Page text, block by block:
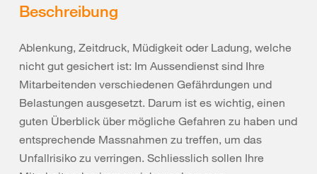
Beschreibung
Ablenkung, Zeitdruck, Müdigkeit oder Ladung, welche
nicht gut gesichert ist: Im Aussendienst sind Ihre
Mitarbeitenden verschiedenen Gefährdungen und
Belastungen ausgesetzt. Darum ist es wichtig, einen
guten Überblick über mögliche Gefahren zu haben und
entsprechende Massnahmen zu treffen, um das
Unfallrisiko zu verringen. Schliesslich sollen Ihre